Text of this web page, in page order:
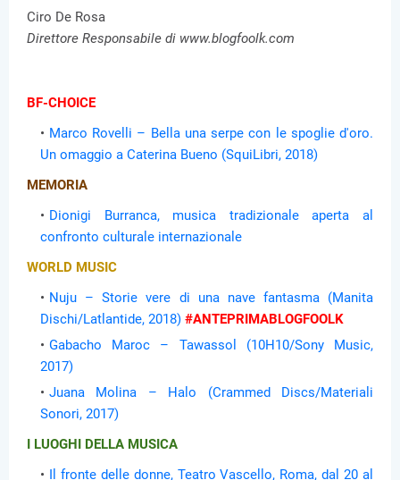
Ciro De Rosa
Direttore Responsabile di www.blogfoolk.com
BF-CHOICE
Marco Rovelli – Bella una serpe con le spoglie d'oro.
Un omaggio a Caterina Bueno (SquiLibri, 2018)
MEMORIA
Dionigi Burranca, musica tradizionale aperta al
confronto culturale internazionale
WORLD MUSIC
Nuju – Storie vere di una nave fantasma (Manita
Dischi/Latlantide, 2018) #ANTEPRIMABLOGFOOLK
Gabacho Maroc – Tawassol (10H10/Sony Music,
2017)
Juana Molina – Halo (Crammed Discs/Materiali
Sonori, 2017)
I LUOGHI DELLA MUSICA
Il fronte delle donne, Teatro Vascello, Roma, dal 20 al